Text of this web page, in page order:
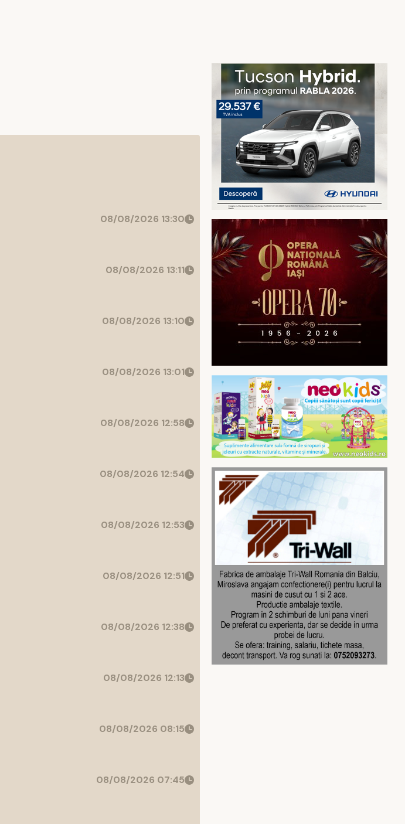
08/08/2026 13:30
08/08/2026 13:11
08/08/2026 13:10
08/08/2026 13:01
08/08/2026 12:58
08/08/2026 12:54
08/08/2026 12:53
08/08/2026 12:51
08/08/2026 12:38
08/08/2026 12:13
08/08/2026 08:15
08/08/2026 07:45